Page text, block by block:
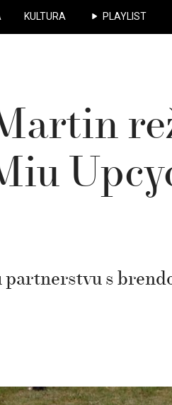
KULTURA PLAYLIST
s